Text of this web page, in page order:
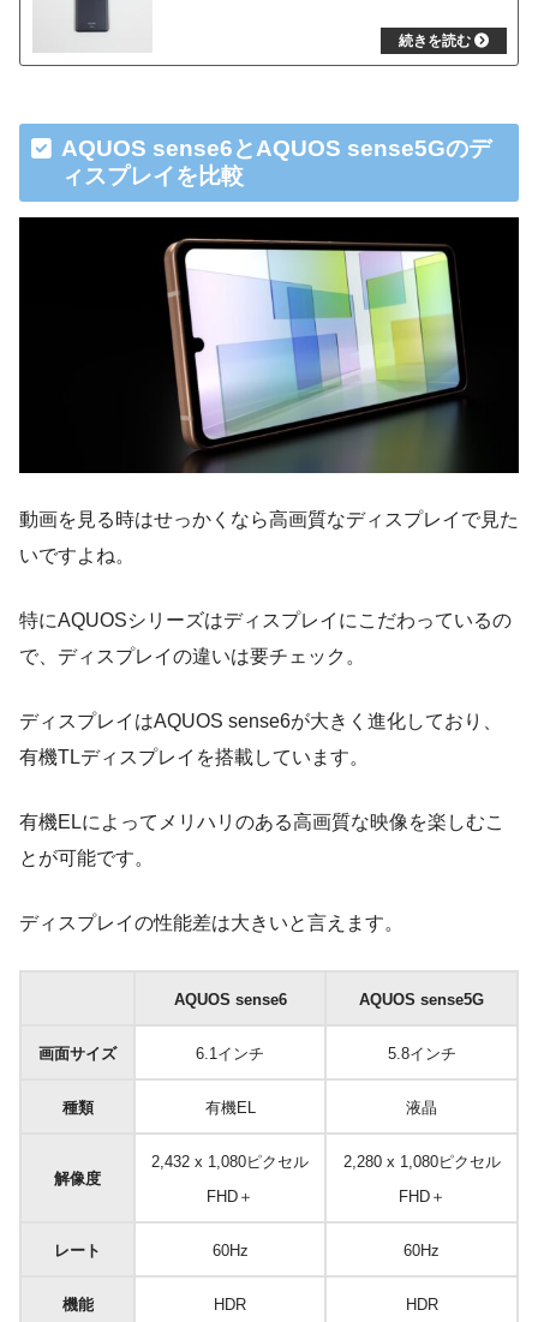
AQUOS sense6とAQUOS sense5Gのデ
ィスプレイを比較
動画を見る時はせっかくなら高画質なディスプレイで見た
いですよね。
特にAQUOSシリーズはディスプレイにこだわっているの
で、ディスプレイの違いは要チェック。
ディスプレイはAQUOS sense6が大きく進化しており、
有機TLディスプレイを搭載しています。
有機ELによってメリハリのある高画質な映像を楽しむこ
とが可能です。
ディスプレイの性能差は大きいと言えます。
AQUOS sense6 AQUOS sense5G
画面サイズ 6.1インチ 5.8インチ
種類 有機EL 液晶
解像度
2,432 x 1,080ピクセル
FHD＋
2,280 x 1,080ピクセル
FHD＋
レート 60Hz 60Hz
機能 HDR HDR